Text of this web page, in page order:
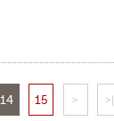
14 15 > >|